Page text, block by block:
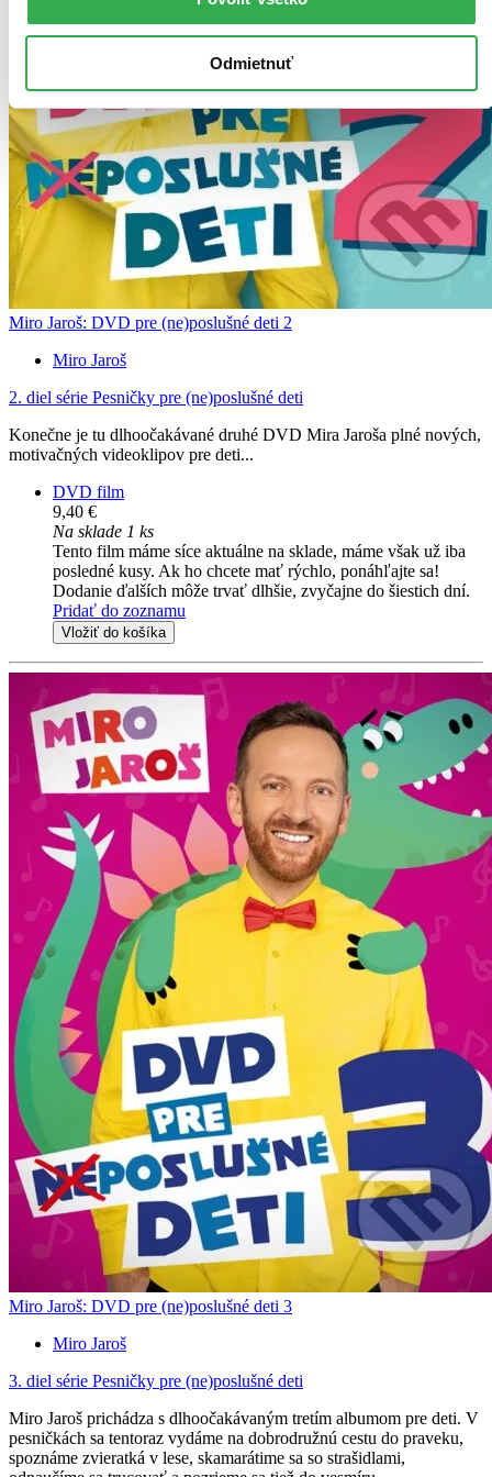
Odmietnuť
Miro Jaroš: DVD pre (ne)poslušné deti 2
Miro Jaroš
2. diel série Pesničky pre (ne)poslušné deti
Konečne je tu dlhoočakávané druhé DVD Mira Jaroša plné nových,
motivačných videoklipov pre deti...
DVD film
9,40 €
Na sklade 1 ks
Tento film máme síce aktuálne na sklade, máme však už iba
posledné kusy. Ak ho chcete mať rýchlo, ponáhľajte sa!
Dodanie ďalších môže trvať dlhšie, zvyčajne do šiestich dní.
Pridať do zoznamu
Vložiť do košíka
Miro Jaroš: DVD pre (ne)poslušné deti 3
Miro Jaroš
3. diel série Pesničky pre (ne)poslušné deti
Miro Jaroš prichádza s dlhoočakávaným tretím albumom pre deti. V
pesničkách sa tentoraz vydáme na dobrodružnú cestu do praveku,
spoznáme zvieratká v lese, skamarátime sa so strašidlami,